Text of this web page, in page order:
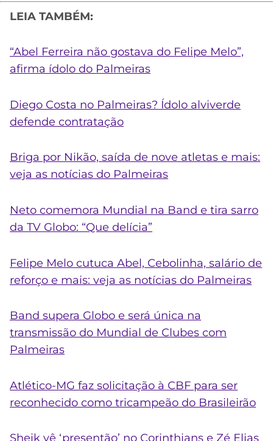
LEIA TAMBÉM:
“Abel Ferreira não gostava do Felipe Melo”,
afirma ídolo do Palmeiras
Diego Costa no Palmeiras? Ídolo alviverde
defende contratação
Briga por Nikão, saída de nove atletas e mais:
veja as notícias do Palmeiras
Neto comemora Mundial na Band e tira sarro
da TV Globo: “Que delícia”
Felipe Melo cutuca Abel, Cebolinha, salário de
reforço e mais: veja as notícias do Palmeiras
Band supera Globo e será única na
transmissão do Mundial de Clubes com
Palmeiras
Atlético-MG faz solicitação à CBF para ser
reconhecido como tricampeão do Brasileirão
Sheik vê ‘presentão’ no Corinthians e Zé Elias